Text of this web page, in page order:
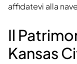
affidatevi alla
Il
Kansas